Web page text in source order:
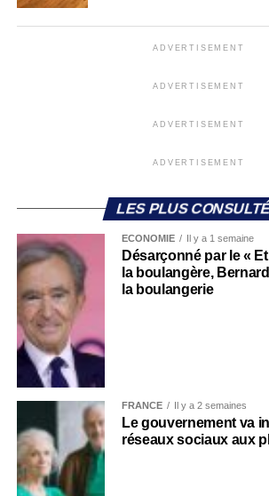
ADVERTISEMENT
ADVERTISEMENT
ADVERTISEMENT
ADVERTISEMENT
LES PLUS
ECONOMIE Il y a 1 semaine
Désarçonné par le «
la boulangère,
la boulangerie
FRANCE Il y a 2 semaines
Le gouvernement va
réseaux sociaux aux